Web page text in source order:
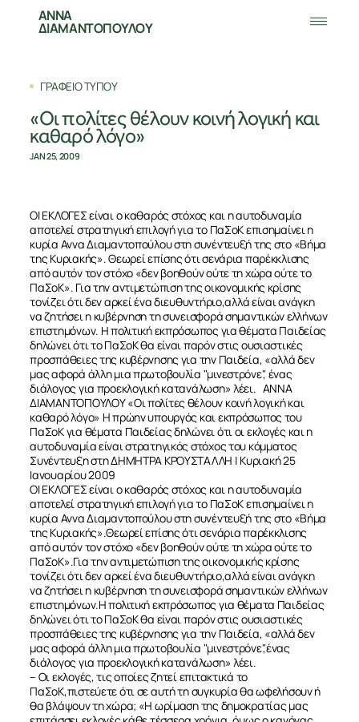
ΑΝΝΑ
ΔΙΑΜΑΝΤΟΠΟΥΛΟΥ
ΓΡΑΦΕΙΟ ΤΥΠΟΥ
«Οι πολίτες θέλουν κοινή λογική και
καθαρό λόγο»
JAN 25, 2009
ΟΙ ΕΚΛΟΓΕΣ είναι ο καθαρός στόχος και η αυτοδυναμία
αποτελεί στρατηγική επιλογή για το ΠαΣοΚ επισημαίνει η
κυρία Αννα Διαμαντοπούλου στη συνέντευξή της στο «Βήμα
της Κυριακής». Θεωρεί επίσης ότι σενάρια παρέκκλισης
από αυτόν τον στόχο «δεν βοηθούν ούτε τη χώρα ούτε το
ΠαΣοΚ». Για την αντιμετώπιση της οικονομικής κρίσης
τονίζει ότι δεν αρκεί ένα διευθυντήριο,αλλά είναι ανάγκη
να ζητήσει η κυβέρνηση τη συνεισφορά σημαντικών ελλήνων
επιστημόνων. Η πολιτική εκπρόσωπος για θέματα Παιδείας
δηλώνει ότι το ΠαΣοΚ θα είναι παρόν στις ουσιαστικές
προσπάθειες της κυβέρνησης για την Παιδεία, «αλλά δεν
μας αφορά άλλη μια πρωτοβουλία "μινεστρόνε", ένας
διάλογος για προεκλογική κατανάλωση» λέει. ΑΝΝΑ
ΔΙΑΜΑΝΤΟΠΟΥΛΟΥ «Οι πολίτες θέλουν κοινή λογική και
καθαρό λόγο» Η πρώην υπουργός και εκπρόσωπος του
ΠαΣοΚ για θέματα Παιδείας δηλώνει ότι οι εκλογές και η
αυτοδυναμία είναι στρατηγικός στόχος του κόμματος
Συνέντευξη στη ΔΗΜΗΤΡΑ ΚΡΟΥΣΤΑΛΛΗ | Κυριακή 25
Ιανουαρίου 2009
ΟΙ ΕΚΛΟΓΕΣ είναι ο καθαρός στόχος και η αυτοδυναμία
αποτελεί στρατηγική επιλογή για το ΠαΣοΚ επισημαίνει η
κυρία Αννα Διαμαντοπούλου στη συνέντευξή της στο «Βήμα
της Κυριακής».Θεωρεί επίσης ότι σενάρια παρέκκλισης
από αυτόν τον στόχο «δεν βοηθούν ούτε τη χώρα ούτε το
ΠαΣοΚ».Για την αντιμετώπιση της οικονομικής κρίσης
τονίζει ότι δεν αρκεί ένα διευθυντήριο,αλλά είναι ανάγκη
να ζητήσει η κυβέρνηση τη συνεισφορά σημαντικών ελλήνων
επιστημόνων.Η πολιτική εκπρόσωπος για θέματα Παιδείας
δηλώνει ότι το ΠαΣοΚ θα είναι παρόν στις ουσιαστικές
προσπάθειες της κυβέρνησης για την Παιδεία, «αλλά δεν
μας αφορά άλλη μια πρωτοβουλία "μινεστρόνε",ένας
διάλογος για προεκλογική κατανάλωση» λέει.
– Οι εκλογές, τις οποίες ζητεί επιτακτικά το
ΠαΣοΚ,πιστεύετε ότι σε αυτή τη συγκυρία θα ωφελήσουν ή
θα βλάψουν τη χώρα; «Η ωρίμαση της δημοκρατίας μας